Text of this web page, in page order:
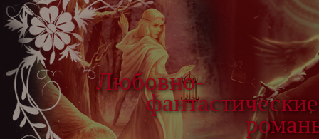
Любовно-
фантастические